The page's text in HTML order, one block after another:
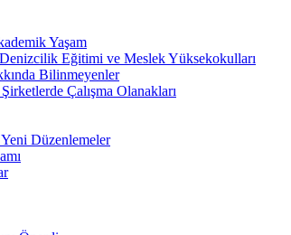
Yaşam
Eğitimi ve Meslek Yüksekokulları
Bilinmeyenler
Çalışma Olanakları
Düzenlemeler